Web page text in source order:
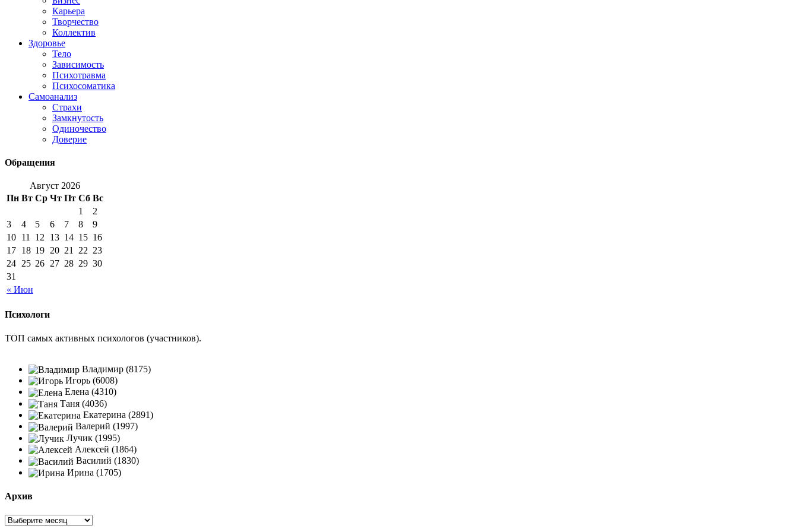
Карьера
Творчество
Коллектив
Здоровье
Тело
Зависимость
Психотравма
Психосоматика
Самоанализ
Страхи
Замкнутость
Одиночество
Доверие
Обращения
Август 2026
Пн Вт Ср Чт Пт Сб Вс
« Июн
1
2
3
4 5 6 7 8
9
10 11 12 13 14 15 16
17 18 19 20 21 22 23
24 25 26 27 28 29 30
31
Психологи
ТОП самых активных психологов (участников).
Владимир (8175)
Игорь (6008)
Елена (4310)
Таня (4036)
Екатерина (2891)
Валерий (1997)
Лучик (1995)
Алексей (1864)
Василий (1830)
Ирина (1705)
Архив